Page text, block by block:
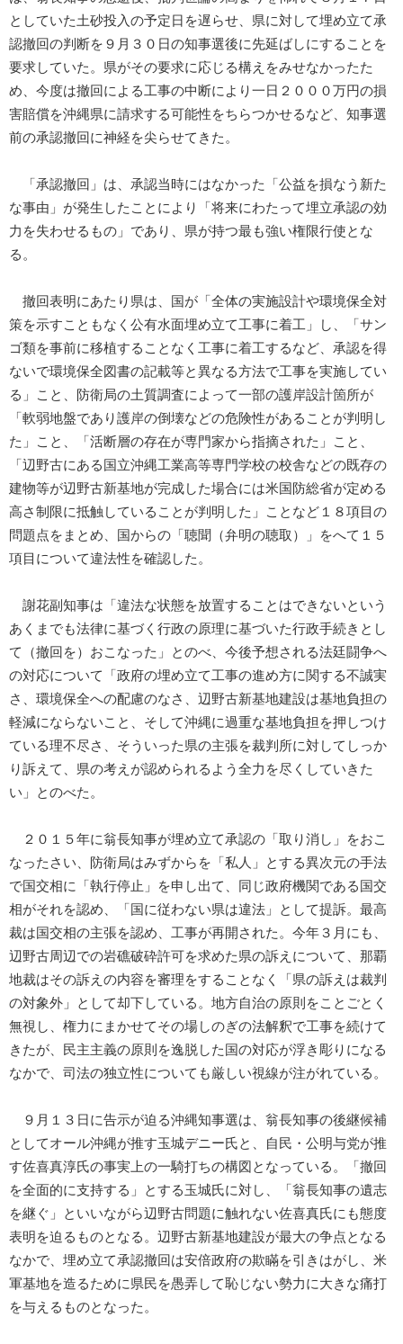
としていた土砂投入の予定日を遅らせ、県に対して埋め立て承
認撤回の判断を９月３０日の知事選後に先延ばしにすることを
要求していた。県がその要求に応じる構えをみせなかったた
め、今度は撤回による工事の中断により一日２０００万円の損
害賠償を沖縄県に請求する可能性をちらつかせるなど、知事選
前の承認撤回に神経を尖らせてきた。
「承認撤回」は、承認当時にはなかった「公益を損なう新た
な事由」が発生したことにより「将来にわたって埋立承認の効
力を失わせるもの」であり、県が持つ最も強い権限行使とな
る。
撤回表明にあたり県は、国が「全体の実施設計や環境保全対
策を示すこともなく公有水面埋め立て工事に着工」し、「サン
ゴ類を事前に移植することなく工事に着工するなど、承認を得
ないで環境保全図書の記載等と異なる方法で工事を実施してい
る」こと、防衛局の土質調査によって一部の護岸設計箇所が
「軟弱地盤であり護岸の倒壊などの危険性があることが判明し
た」こと、「活断層の存在が専門家から指摘された」こと、
「辺野古にある国立沖縄工業高等専門学校の校舎などの既存の
建物等が辺野古新基地が完成した場合には米国防総省が定める
高さ制限に抵触していることが判明した」ことなど１８項目の
問題点をまとめ、国からの「聴聞（弁明の聴取）」をへて１５
項目について違法性を確認した。
謝花副知事は「違法な状態を放置することはできないという
あくまでも法律に基づく行政の原理に基づいた行政手続きとし
て（撤回を）おこなった」とのべ、今後予想される法廷闘争へ
の対応について「政府の埋め立て工事の進め方に関する不誠実
さ、環境保全への配慮のなさ、辺野古新基地建設は基地負担の
軽減にならないこと、そして沖縄に過重な基地負担を押しつけ
ている理不尽さ、そういった県の主張を裁判所に対してしっか
り訴えて、県の考えが認められるよう全力を尽くしていきた
い」とのべた。
２０１５年に翁長知事が埋め立て承認の「取り消し」をおこ
なったさい、防衛局はみずからを「私人」とする異次元の手法
で国交相に「執行停止」を申し出て、同じ政府機関である国交
相がそれを認め、「国に従わない県は違法」として提訴。最高
裁は国交相の主張を認め、工事が再開された。今年３月にも、
辺野古周辺での岩礁破砕許可を求めた県の訴えについて、那覇
地裁はその訴えの内容を審理をすることなく「県の訴えは裁判
の対象外」として却下している。地方自治の原則をことごとく
無視し、権力にまかせてその場しのぎの法解釈で工事を続けて
きたが、民主主義の原則を逸脱した国の対応が浮き彫りになる
なかで、司法の独立性についても厳しい視線が注がれている。
９月１３日に告示が迫る沖縄知事選は、翁長知事の後継候補
としてオール沖縄が推す玉城デニー氏と、自民・公明与党が推
す佐喜真淳氏の事実上の一騎打ちの構図となっている。「撤回
を全面的に支持する」とする玉城氏に対し、「翁長知事の遺志
を継ぐ」といいながら辺野古問題に触れない佐喜真氏にも態度
表明を迫るものとなる。辺野古新基地建設が最大の争点となる
なかで、埋め立て承認撤回は安倍政府の欺瞞を引きはがし、米
軍基地を造るために県民を愚弄して恥じない勢力に大きな痛打
を与えるものとなった。